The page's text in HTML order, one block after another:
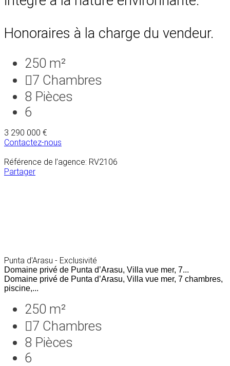
Honoraires à la charge du vendeur.
250 m²
7 Chambres
8 Pièces
6
3 290 000 €
Contactez-nous
Référence de l’agence: RV2106
Partager
Punta d'Arasu - Exclusivité
Domaine privé de Punta d’Arasu, Villa vue mer, 7...
Domaine privé de Punta d’Arasu, Villa vue mer, 7 chambres,
piscine,...
250 m²
7 Chambres
8 Pièces
6